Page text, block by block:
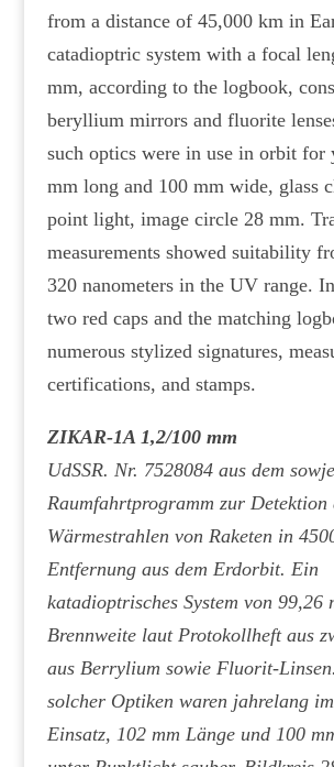
from a distance of 45,000 km in
catadioptric system with a focal
mm, according to the logbook,
beryllium mirrors and fluorite
such optics were in use in orbit for
mm long and 100 mm wide, glass
point light, image circle 28 mm.
measurements showed suitability
320 nanometers in the UV range.
two red caps and the matching
numerous stylized signatures,
certifications, and stamps.
ZIKAR-1A 1,2/100 mm
UdSSR. Nr. 7528084 aus dem
Raumfahrtprogramm zur Detektion
Wärmestrahlen von Raketen in
Entfernung aus dem Erdorbit. Ein
katadioptrisches System von 99,26
Brennweite laut Protokollheft aus
aus Berrylium sowie Fluorit-
solcher Optiken waren jahrelang
Einsatz, 102 mm Länge und 100